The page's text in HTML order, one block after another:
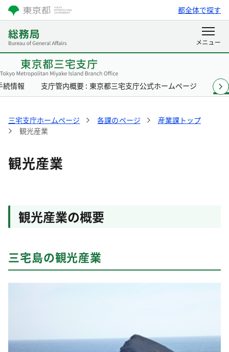
都全体で探す
続情報 支庁管内概要 : 東京都三宅支庁公式ホームページ 各
三宅支庁ホームページ 各課のページ
産業課トップ
観光産業
観光産業
観光産業の概要
三宅島の観光産業